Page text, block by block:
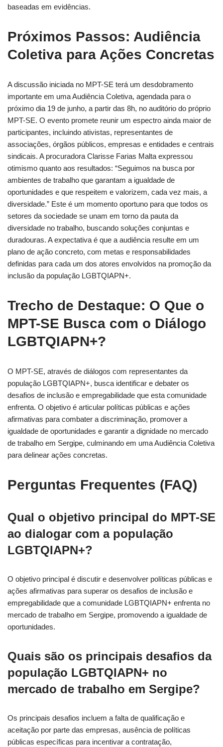
baseadas em evidências.
Próximos Passos: Audiência
Coletiva para Ações Concretas
A discussão iniciada no MPT-SE terá um desdobramento
importante em uma Audiência Coletiva, agendada para o
próximo dia 19 de junho, a partir das 8h, no auditório do próprio
MPT-SE. O evento promete reunir um espectro ainda maior de
participantes, incluindo ativistas, representantes de
associações, órgãos públicos, empresas e entidades e centrais
sindicais. A procuradora Clarisse Farias Malta expressou
otimismo quanto aos resultados: “Seguimos na busca por
ambientes de trabalho que garantam a igualdade de
oportunidades e que respeitem e valorizem, cada vez mais, a
diversidade.” Este é um momento oportuno para que todos os
setores da sociedade se unam em torno da pauta da
diversidade no trabalho, buscando soluções conjuntas e
duradouras. A expectativa é que a audiência resulte em um
plano de ação concreto, com metas e responsabilidades
definidas para cada um dos atores envolvidos na promoção da
inclusão da população LGBTQIAPN+.
Trecho de Destaque: O Que o
MPT-SE Busca com o Diálogo
LGBTQIAPN+?
O MPT-SE, através de diálogos com representantes da
população LGBTQIAPN+, busca identificar e debater os
desafios de inclusão e empregabilidade que esta comunidade
enfrenta. O objetivo é articular políticas públicas e ações
afirmativas para combater a discriminação, promover a
igualdade de oportunidades e garantir a dignidade no mercado
de trabalho em Sergipe, culminando em uma Audiência Coletiva
para delinear ações concretas.
Perguntas Frequentes (FAQ)
Qual o objetivo principal do MPT-SE
ao dialogar com a população
LGBTQIAPN+?
O objetivo principal é discutir e desenvolver políticas públicas e
ações afirmativas para superar os desafios de inclusão e
empregabilidade que a comunidade LGBTQIAPN+ enfrenta no
mercado de trabalho em Sergipe, promovendo a igualdade de
oportunidades.
Quais são os principais desafios da
população LGBTQIAPN+ no
mercado de trabalho em Sergipe?
Os principais desafios incluem a falta de qualificação e
aceitação por parte das empresas, ausência de políticas
públicas específicas para incentivar a contratação,